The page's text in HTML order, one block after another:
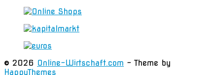
© 2026 Online-Wirtschaft.com - Theme by
HappyThemes